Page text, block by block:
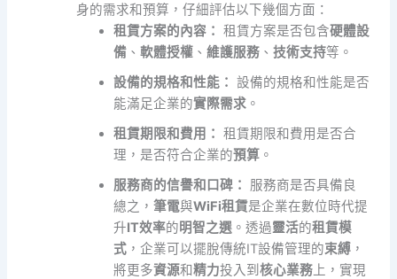
身的需求和預算，仔細評估以下幾個方面：
租賃方案的內容： 租賃方案是否包含硬體設
備 、軟體授權 、維護服務 、技術支持等。
設備的規格和性能： 設備的規格和性能是否
能滿足企業的實際需求 。
租賃期限和費用： 租賃期限和費用是否合
理，是否符合企業的預算 。
服務商的信譽和口碑：
服務商是否具備良
總之，筆電與WiFi租賃是企業在數位時代提
升IT效率的明智之選 。透過靈活的租賃模
式 ，企業可以擺脫傳統IT設備管理的束縛 ，
將更多資源和精力投入到核心業務 上，實現